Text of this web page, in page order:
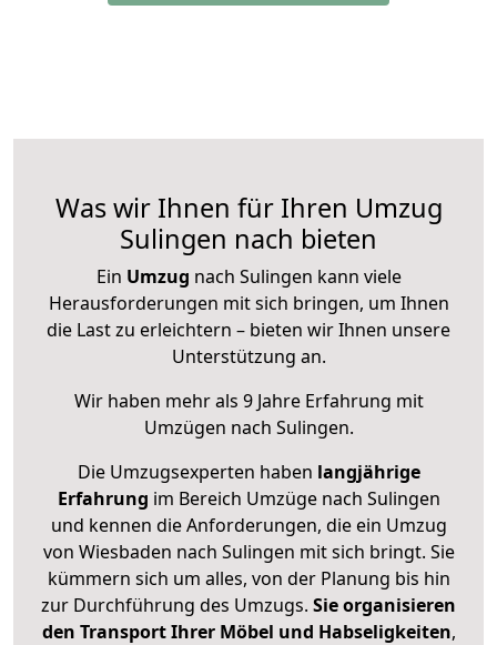
Was wir Ihnen für Ihren Umzug
Sulingen nach bieten
Ein Umzug nach Sulingen kann viele
Herausforderungen mit sich bringen, um Ihnen
die Last zu erleichtern – bieten wir Ihnen unsere
Unterstützung an.
Wir haben mehr als 9 Jahre Erfahrung mit
Umzügen nach Sulingen.
Die Umzugsexperten haben langjährige
Erfahrung im Bereich Umzüge nach Sulingen
und kennen die Anforderungen, die ein Umzug
von Wiesbaden nach Sulingen mit sich bringt. Sie
kümmern sich um alles, von der Planung bis hin
zur Durchführung des Umzugs. Sie organisieren
den Transport Ihrer Möbel und Habseligkeiten,